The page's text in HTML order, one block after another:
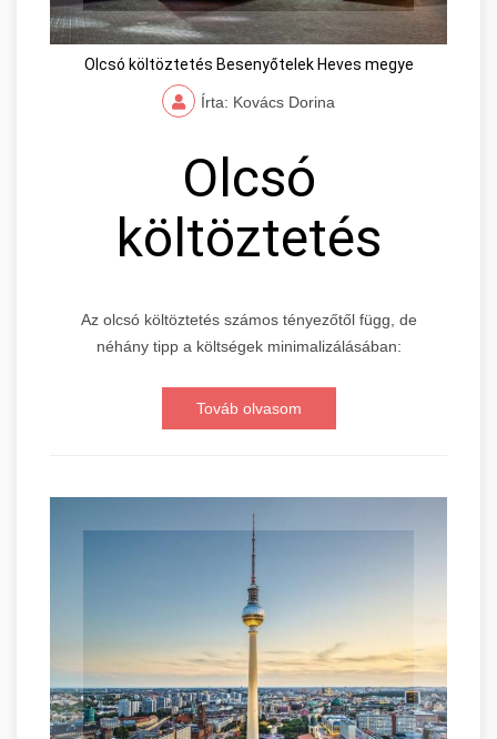
Olcsó költöztetés Besenyőtelek Heves megye
Írta: Kovács Dorina
Olcsó
költöztetés
Az olcsó költöztetés számos tényezőtől függ, de
néhány tipp a költségek minimalizálásában:
Továb olvasom